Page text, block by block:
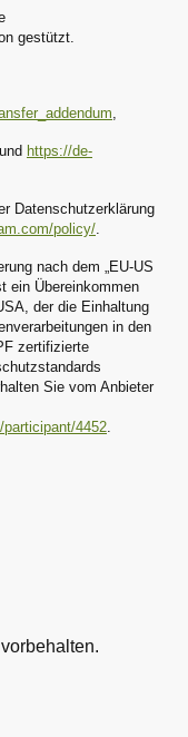
gestützt.
und https://de-
Datenschutzerklärung
policy/
nach dem „EU-US
ein Übereinkommen
der die Einhaltung
in den
zertifizierte
Sie vom Anbieter
4452